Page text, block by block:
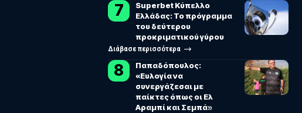
Superbet Κύπελλο
Ελλάδας: Το πρόγραμμα
του δεύτερου
προκριματικού γύρου
Διάβασε περισσότερα
Παπαδόπουλος:
«Ευλογία να
συνεργάζεσαι με
παίκτες όπως οι Ελ
Αραμπί και Σεμπά»